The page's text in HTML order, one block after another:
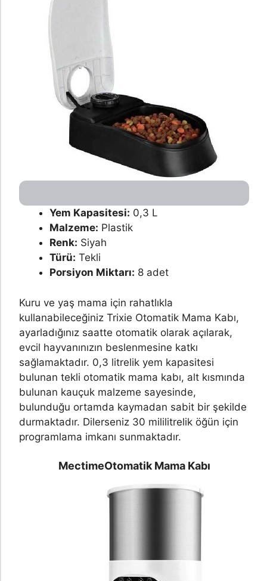
Yem Kapasitesi: 0,3 L
Malzeme: Plastik
Renk: Siyah
Türü: Tekli
Porsiyon Miktarı: 8 adet
Kuru ve yaş mama için rahatlıkla
kullanabileceğiniz Trixie Otomatik Mama Kabı,
ayarladığınız saatte otomatik olarak açılarak,
evcil hayvanınızın beslenmesine katkı
sağlamaktadır. 0,3 litrelik yem kapasitesi
bulunan tekli otomatik mama kabı, alt kısmında
bulunan kauçuk malzeme sayesinde,
bulunduğu ortamda kaymadan sabit bir şekilde
durmaktadır. Dilerseniz 30 mililitrelik öğün için
programlama imkanı sunmaktadır.
MectimeOtomatik Mama Kabı